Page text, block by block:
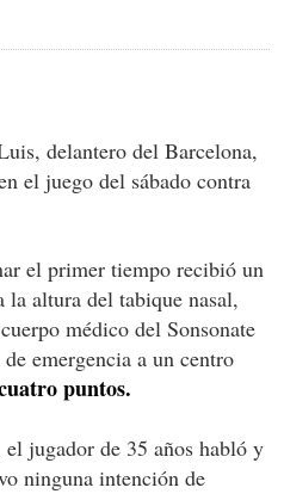
delantero del Barcelona,
el juego del sábado contra
el primer tiempo recibió un
la altura del tabique nasal,
médico del Sonsonate
emergencia a un centro
puntos.
jugador de 35 años habló y
ninguna intención de